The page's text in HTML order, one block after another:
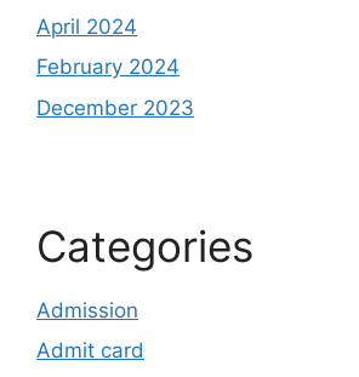
April 2024
February 2024
December 2023
Categories
Admission
Admit card